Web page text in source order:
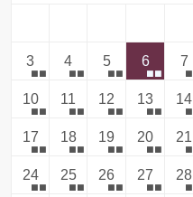
3 4 5 6 7
10 11 12 13 14
17 18 19 20 21
24 25 26 27 28